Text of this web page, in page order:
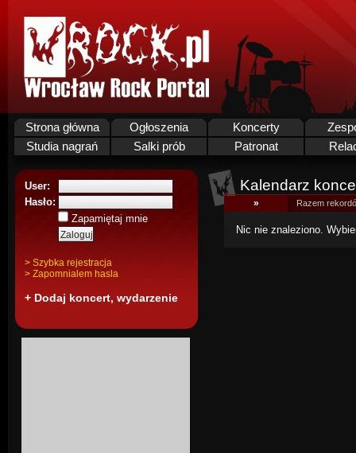
Strona główna Ogłoszenia Koncerty
Studia nagrań
Salki prób Patronat
User:
Hasło:
Zapamiętaj mnie
> Szybka rejestracja
> Zapomnialem hasla
+ Dodaj koncert, wydarzenie
Kalendarz
» Razem
Nic nie znaleziono.